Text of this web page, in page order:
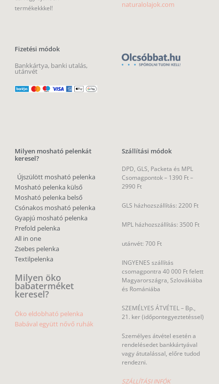
termékekkkel!
Fizetési módok
Bankkártya, banki utalás,
utánvét
naturalolajok.com
Milyen mosható pelenkát
keresel?
Újszülött mosható pelenka
Mosható pelenka külső
Mosható pelenka belső
Csónakos mosható pelenka
Gyapjú mosható pelenka
Prefold pelenka
All in one
Zsebes pelenka
Textilpelenka
Milyen öko
babaterméket
keresel?
Öko eldobható pelenka
Babával együtt nővő ruhák
Szállítási módok
DPD, GLS, Packeta és MPL
Csomagpontok – 1390 Ft –
2990 Ft
GLS házhozszállítás: 2200 Ft
MPL házhozszállítás: 3500 Ft
utánvét: 700 Ft
INGYENES szállítás
csomagpontra 40 000 Ft felett
Magyarországra, Szlovákiába
és Romániába
SZEMÉLYES ÁTVÉTEL – Bp.,
21. ker (időpontegyeztetéssel)
Személyes átvétel esetén a
rendelésedet bankkártyával
vagy átutalással, előre tudod
rendezni.
SZÁLLÍTÁSI INFÓK